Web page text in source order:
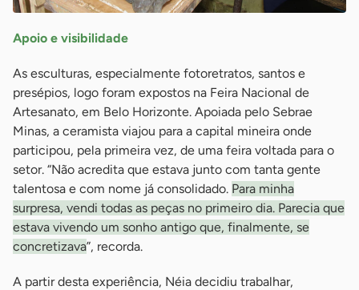
Apoio e visibilidade
As esculturas, especialmente fotoretratos, santos e
presépios, logo foram expostos na Feira Nacional de
Artesanato, em Belo Horizonte. Apoiada pelo Sebrae
Minas, a ceramista viajou para a capital mineira onde
participou, pela primeira vez, de uma feira voltada para o
setor. “Não acredita que estava junto com tanta gente
talentosa e com nome já consolidado. Para minha
surpresa, vendi todas as peças no primeiro dia. Parecia que
estava vivendo um sonho antigo que, finalmente, se
concretizava”, recorda.
A partir desta experiência, Néia decidiu trabalhar,